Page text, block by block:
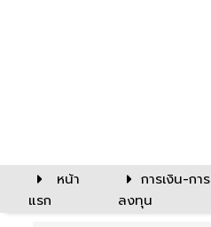
หน้า
แรก
การเงิน-การ
ลงทุน